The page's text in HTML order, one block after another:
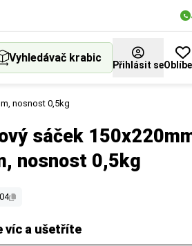
Vyhledávač krabic
Přihlásit se
nosnost 0,5kg
sáček
nosnost 0,5kg
víc a ušetříte